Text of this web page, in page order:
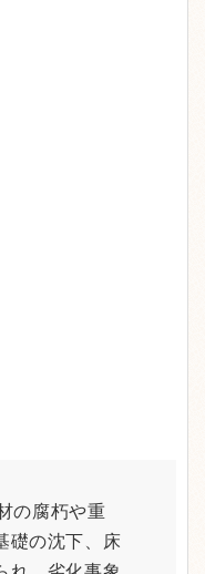
の腐朽や重
礎の沈下、床